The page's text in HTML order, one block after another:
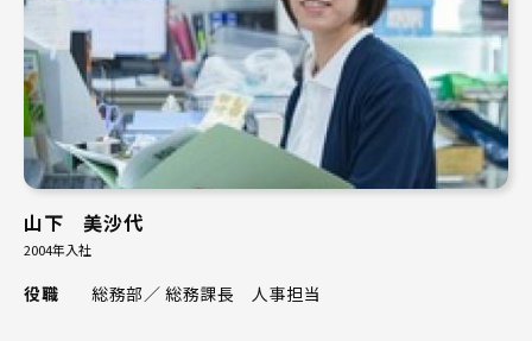
山下 美沙代
2004年入社
役職 総務部／ 総務課長 人事担当